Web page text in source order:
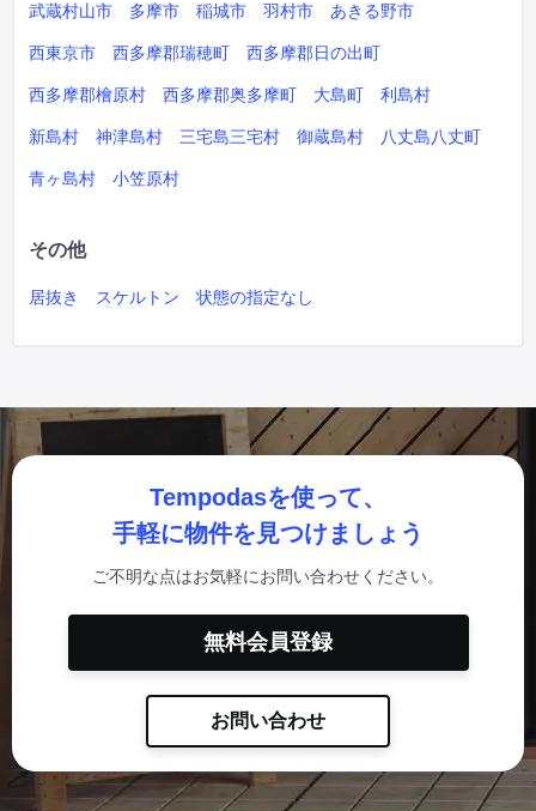
武蔵村山市 多摩市 稲城市 羽村市 あきる野市
西東京市 西多摩郡瑞穂町 西多摩郡日の出町
西多摩郡檜原村 西多摩郡奥多摩町 大島町 利島村
新島村 神津島村 三宅島三宅村 御蔵島村 八丈島八丈町
青ヶ島村 小笠原村
その他
居抜き スケルトン 状態の指定なし
Tempodasを使って、
手軽に物件を見つけましょう
ご不明な点はお気軽にお問い合わせください。
無料会員登録
お問い合わせ